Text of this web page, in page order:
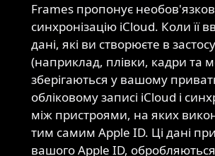
Синхронізація
iCloud
Frames пропонує
синхронізацію iCloud. Коли її
дані, які ви створюєте в
(наприклад, плівки, кадри та
зберігаються у вашому
обліковому записі iCloud і
між пристроями, на яких
тим самим Apple ID. Ці дані
вашого Apple ID,